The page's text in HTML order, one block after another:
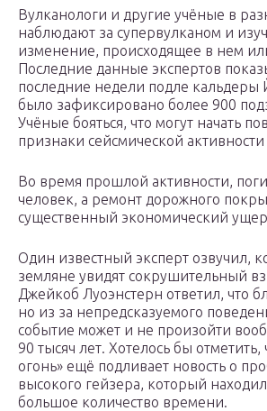
Вулканологи и другие учёные в
наблюдают за супервулканом и
изменение, происходящее в нем
Последние данные экспертов
последние недели подле кальдеры
было зафиксировано более 900
Учёные бояться, что могут начать
признаки сейсмической активности
Во время прошлой активности,
человек, а ремонт дорожного
существенный экономический
Один известный эксперт озвучил,
земляне увидят сокрушительный
Джейкоб Луоэнстерн ответил, что
но из за непредсказуемого
событие может и не произойти
90 тысяч лет. Хотелось бы отметить,
огонь» ещё подливает новость о
высокого гейзера, который
большое количество времени.